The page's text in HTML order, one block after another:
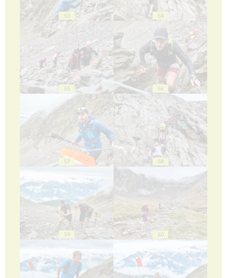
53 54
55 56
57 58
59 60